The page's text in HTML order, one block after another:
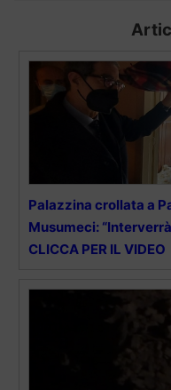
Palazzina crollata a
Musumeci:
CLICCA PER IL VIDEO